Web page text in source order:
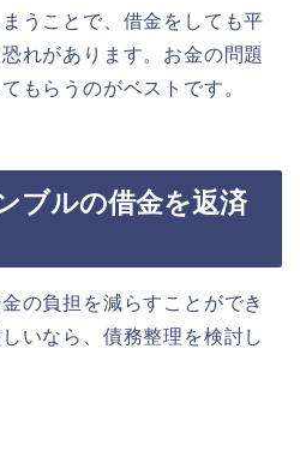
うことで、借金をしても平
れがあります。お金の問題
もらうのがベストです。
ブルの借金を返済
の負担を減らすことができ
いなら、債務整理を検討し